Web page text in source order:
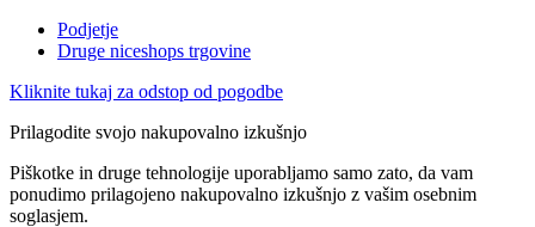
Podjetje
Druge niceshops trgovine
Kliknite tukaj za odstop od pogodbe
Prilagodite svojo nakupovalno izkušnjo
Piškotke in druge tehnologije uporabljamo samo zato, da vam
ponudimo prilagojeno nakupovalno izkušnjo z vašim osebnim
soglasjem.